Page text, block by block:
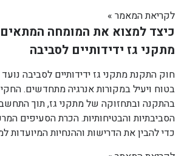
לקריאת המאמר »
כיצד למצוא את המומחה
מתקני גז ידידותיים לסביבה
חוק התקנת מתקני גז ידידותיים לסביבה
בטוח ויעיל במקורות אנרגיה מתחדשים.
בהתקנה ובתחזוקה של מתקני גז, תוך
הסביבתיות והבטיחותיות. הכרת הסעיפים
כדי להבין את הדרישות וההנחיות המיועדות